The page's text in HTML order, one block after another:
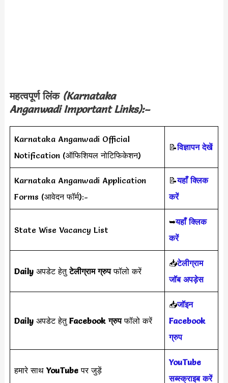
महत्वपूर्ण लिंक (Karnataka
AnganwadiImportant Links):–
Karnataka Anganwadi Official
Notification (ऑफिशियल नोटिफिकेशन)
📝विज्ञापन देखें
Karnataka Anganwadi Application
Forms (आवेदन फॉर्म):-
📝यहाँ क्लिक
करें
State Wise Vacancy List
➥यहाँ क्लिक
करें
Daily अपडेट हेतुटेलीग्राम ग्रुपफॉलो करें
📥टेलीग्राम
जॉब अपड़ेस
Daily अपडेट हेतुFacebook ग्रुपफॉलो करें
📥जॉइन
Facebook
ग्रुप
हमारे साथYouTubeपर जुड़ें
YouTube
सब्स्क्राइब करें